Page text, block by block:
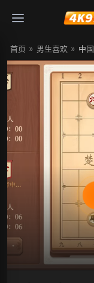
首页 » 男生喜欢 » 中